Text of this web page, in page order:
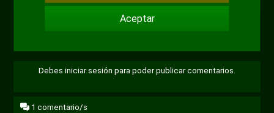
Debes iniciar sesión para poder publicar comentarios.
1 comentario/s
Aceptar